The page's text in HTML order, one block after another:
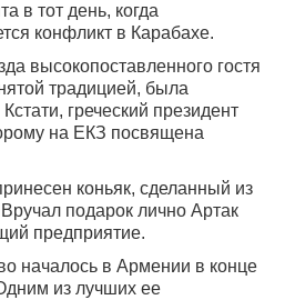
в тот день, когда
конфликт в Карабахе.
высокопоставленного гостя
традицией, была
греческий президент
на ЕКЗ посвящена
коньяк, сделанный из
подарок лично Артак
предприятие.
началось в Армении в конце
из лучших ее